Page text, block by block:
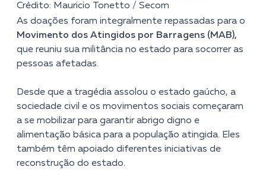
Crédito: Mauricio Tonetto / Secom
As doações foram integralmente repassadas para o
Movimento dos Atingidos por Barragens (MAB),
que reuniu sua militância no estado para socorrer as
pessoas afetadas.
Desde que a tragédia assolou o estado gaúcho, a
sociedade civil e os movimentos sociais começaram
a se mobilizar para garantir abrigo digno e
alimentação básica para a população atingida. Eles
também têm apoiado diferentes iniciativas de
reconstrução do estado.